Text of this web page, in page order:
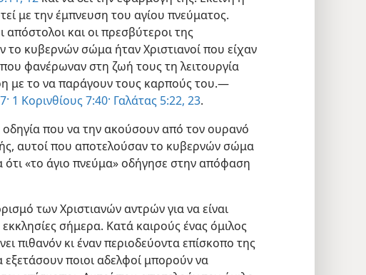
με την έμπνευση του αγίου πνεύματος.
απόστολοι και οι πρεσβύτεροι της
το κυβερνών σώμα ήταν Χριστιανοί που είχαν
φανέρωναν στη ζωή τους τη λειτουργία
με το να παράγουν τους καρπούς του.—
1 Κορινθίους 7:40· Γαλάτας 5:22, 23.
που να την ακούσουν από τον ουρανό
αυτοί που αποτελούσαν το κυβερνών σώμα
ότι «το άγιο πνεύμα» οδήγησε στην απόφαση
των Χριστιανών αντρών για να είναι
σήμερα. Κατά καιρούς ένας όμιλος
πιθανόν κι έναν περιοδεύοντα επίσκοπο της
εξετάσουν ποιοι αδελφοί μπορούν να